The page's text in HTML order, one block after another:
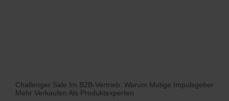
Challenger Sale Im B2B-Vertrieb: Warum Mutige Impulsgeber
Mehr Verkaufen Als Produktexperten